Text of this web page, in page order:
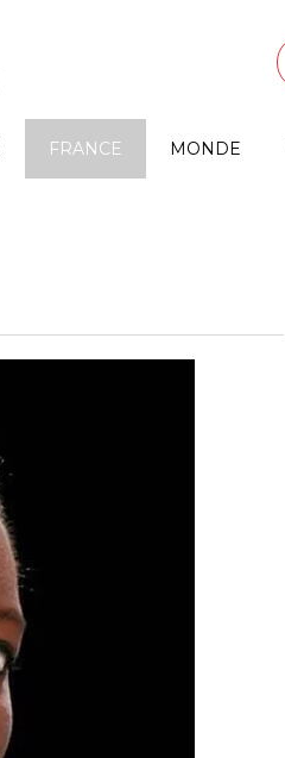
FRANCE MONDE